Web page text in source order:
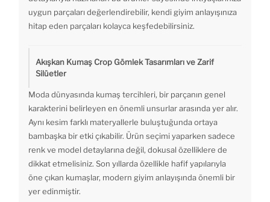
uygun parçaları değerlendirebilir, kendi giyim anlayışınıza
hitap eden parçaları kolayca keşfedebilirsiniz.
Akışkan Kumaş Crop Gömlek Tasarımları ve Zarif
Silüetler
Moda dünyasında kumaş tercihleri, bir parçanın genel
karakterini belirleyen en önemli unsurlar arasında yer alır.
Aynı kesim farklı materyallerle buluştuğunda ortaya
bambaşka bir etki çıkabilir. Ürün seçimi yaparken sadece
renk ve model detaylarına değil, dokusal özelliklere de
dikkat etmelisiniz. Son yıllarda özellikle hafif yapılarıyla
öne çıkan kumaşlar, modern giyim anlayışında önemli bir
yer edinmiştir.